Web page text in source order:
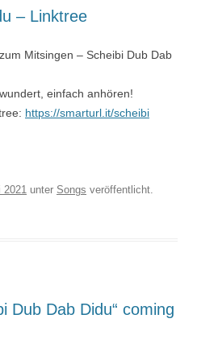
– Linktree
Mitsingen – Scheibi Dub Dab
einfach anhören!
https://smarturl.it/scheibi
2021 unter Songs veröffentlicht.
Dub Dab Didu“ coming